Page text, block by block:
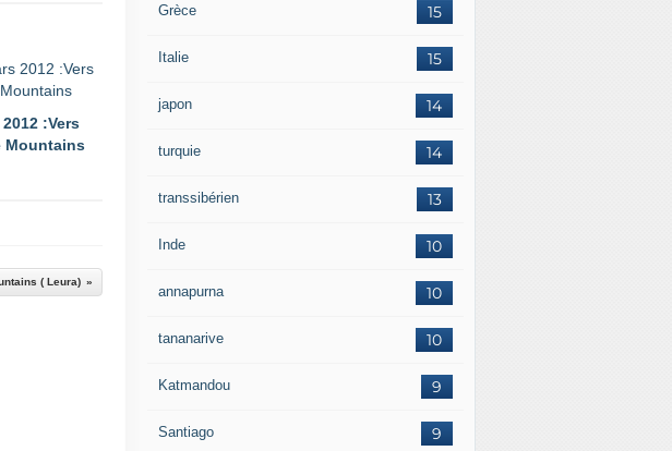
:Vers
Mountains
( Leura)
15
Grèce
15
Italie
14
japon
14
turquie
13
transsibérien
10
Inde
10
annapurna
10
tananarive
9
Katmandou
9
Santiago